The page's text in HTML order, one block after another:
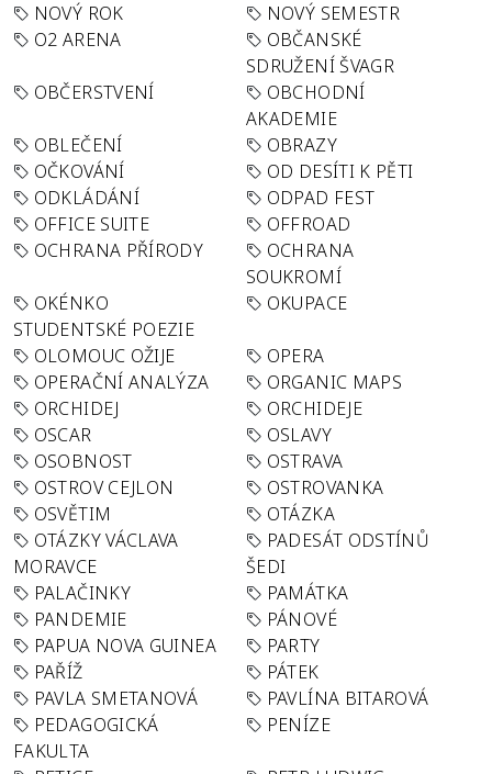
NOVÝ ROK
NOVÝ SEMESTR
O2 ARENA
OBČANSKÉ
SDRUŽENÍ ŠVAGR
OBČERSTVENÍ
OBCHODNÍ
AKADEMIE
OBLEČENÍ
OBRAZY
OČKOVÁNÍ
OD DESÍTI K PĚTI
ODKLÁDÁNÍ
ODPAD FEST
OFFICE SUITE
OFFROAD
OCHRANA PŘÍRODY
OCHRANA
SOUKROMÍ
OKÉNKO
STUDENTSKÉ POEZIE
OKUPACE
OLOMOUC OŽIJE
OPERA
OPERAČNÍ ANALÝZA
ORGANIC MAPS
ORCHIDEJ
ORCHIDEJE
OSCAR
OSLAVY
OSOBNOST
OSTRAVA
OSTROV CEJLON
OSTROVANKA
OSVĚTIM
OTÁZKA
OTÁZKY VÁCLAVA
MORAVCE
PADESÁT ODSTÍNŮ
ŠEDI
PALAČINKY
PAMÁTKA
PANDEMIE
PÁNOVÉ
PAPUA NOVA GUINEA
PARTY
PAŘÍŽ
PÁTEK
PAVLA SMETANOVÁ
PAVLÍNA BITAROVÁ
PEDAGOGICKÁ
FAKULTA
PENÍZE